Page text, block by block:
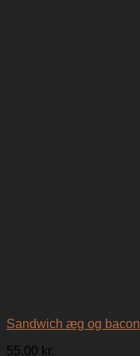
Sandwich æg og bacon
55,00 kr.